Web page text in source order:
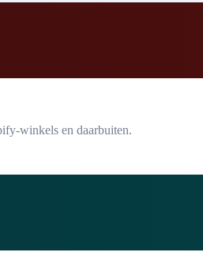
winkels en daarbuiten.